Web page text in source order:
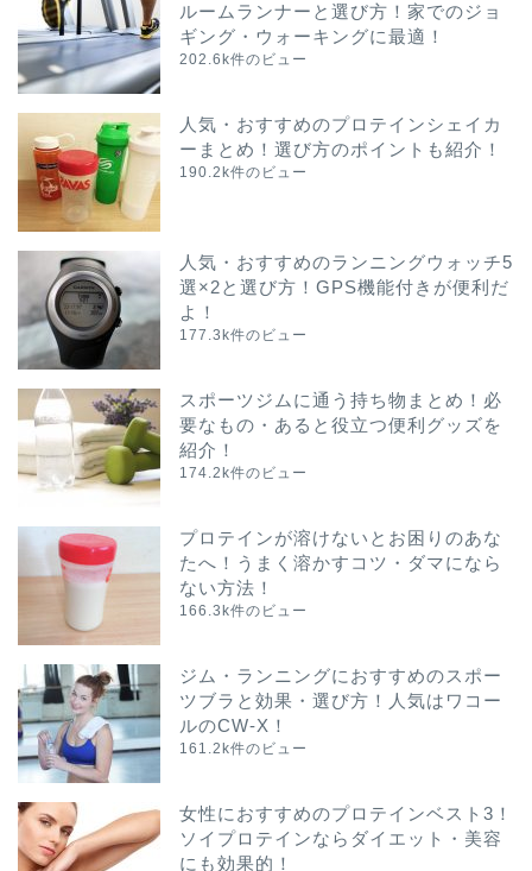
ルームランナーと選び方！家でのジョ
ギング・ウォーキングに最適！
202.6k件のビュー
人気・おすすめのプロテインシェイカ
ーまとめ！選び方のポイントも紹介！
190.2k件のビュー
人気・おすすめのランニングウォッチ5
選×2と選び方！GPS機能付きが便利だ
よ！
177.3k件のビュー
スポーツジムに通う持ち物まとめ！必
要なもの・あると役立つ便利グッズを
紹介！
174.2k件のビュー
プロテインが溶けないとお困りのあな
たへ！うまく溶かすコツ・ダマになら
ない方法！
166.3k件のビュー
ジム・ランニングにおすすめのスポー
ツブラと効果・選び方！人気はワコー
ルのCW-X！
161.2k件のビュー
女性におすすめのプロテインベスト3！
ソイプロテインならダイエット・美容
にも効果的！